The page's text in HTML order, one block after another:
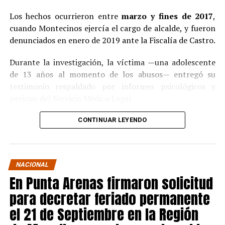
Los hechos ocurrieron entremarzo y fines de 2017,
cuando Montecinos ejercía el cargo de alcalde, y fueron
denunciados en enero de 2019 ante la Fiscalía de Castro.
Durante la investigación, la víctima —una adolescente
de 13 años al momento de los abusos— entregó su
testimonio respaldado por informes psicológicos y
Ante la contundencia de los antecedentes, el imputado
aceptó los cargosen un procedimiento abreviado,
La condena y el cumplimiento en libertad
ElJuzgado de Garantía de Castrodictó sentencia en
noviembre de 2021, condenando a Pedro Montecinos a
tres años y un día de presidio menor en su grado
máximo, más las accesorias legales de inhabilitación
CONTINUAR LEYENDO
NACIONAL
En Punta Arenas firmaron solicitud
para decretar feriado permanente
el 21 de Septiembre en la Región